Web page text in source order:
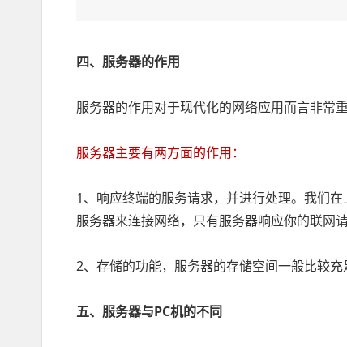
四、服务器的作用
服务器的作用对于现代化的网络应用而言非常
服务器主要有两方面的作用：
1、响应终端的服务请求，并进行处理。我们
服务器来连接网络，只有服务器响应你的联网
2、存储的功能，服务器的存储空间一般比较充
五、服务器与PC机的不同